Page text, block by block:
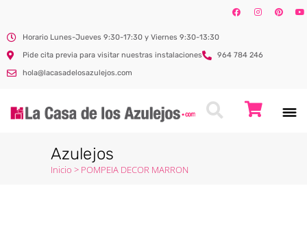
Horario Lunes-Jueves 9:30-17:30 y Viernes 9:30-13:30
Pide cita previa para visitar nuestras instalaciones
964 784 246
hola@lacasadelosazulejos.com
Azulejos
Inicio > POMPEIA DECOR MARRON